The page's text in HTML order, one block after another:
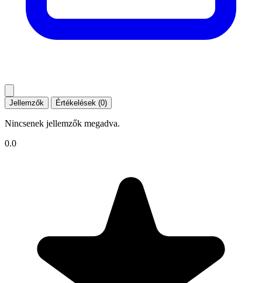
Jellemzők Értékelések (0)
Nincsenek jellemzők megadva.
0.0